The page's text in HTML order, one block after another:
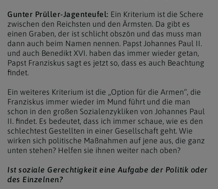
Gunter Prüller-Jagenteufel: Ein Kriterium ist die Schere
zwischen den Reichsten und den Ärmsten. Da gibt es
einen Graben, der ist schlicht obszön und das muss man
dann auch beim Namen nennen. Papst Johannes Paul II.
und auch Benedikt XVI. haben das immer wieder getan,
Papst Franziskus sagt es jetzt so, dass es auch Beachtung
findet.
Ein weiteres Kriterium ist die „Option für die Armen“, die
Franziskus immer wieder im Mund führt und die man
schon in den großen Sozialenzykliken von Johannes Paul
II. findet. Es bedeutet, dass ich immer schaue, wie es den
schlechtest Gestellten in einer Gesellschaft geht. Wie
wirken sich politische Maßnahmen auf jene aus, die ganz
unten stehen? Helfen sie ihnen weiter nach oben?
Ist soziale Gerechtigkeit eine Aufgabe der Politik oder
des Einzelnen?